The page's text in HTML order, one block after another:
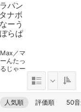
パン
ナボ
ーう
らぱ
／マ
んたっ
じゃー
人気順 評価順 50